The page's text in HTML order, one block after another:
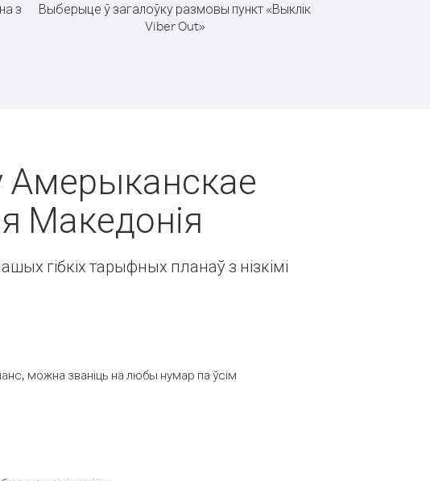
з
Выберыце ў загалоўку размовы пункт «Выклік
Viber Out»
Амерыканскае
Македонія
гібкіх тарыфных планаў з нізкімі
можна званіць на любы нумар па ўсім